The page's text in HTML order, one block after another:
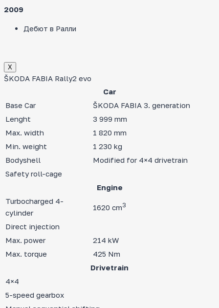
2009
Дебют в Ралли
Х
ŠKODA FABIA Rally2 evo
Car
Base Car
ŠKODA FABIA 3. generation
Lenght
3 999 mm
Max. width
1 820 mm
Min. weight
1 230 kg
Bodyshell
Modified for 4×4 drivetrain
Safety roll-cage
Engine
Turbocharged 4-
cylinder
1620 cm3
Direct injection
Max. power
214 kW
Max. torque
425 Nm
Drivetrain
4×4
5-speed gearbox